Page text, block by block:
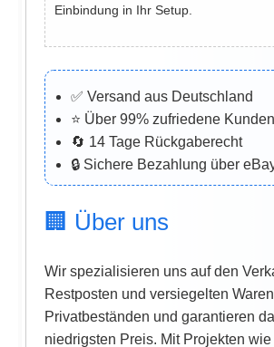
Einbindung in Ihr Setup.
✅ Versand aus Deutschland
⭐ Über 99% zufriedene Kunden
🔄 14 Tage Rückgaberecht
🔒 Sichere Bezahlung über
🏢 Über uns
Wir spezialisieren uns auf den
Restposten und versiegelten
Privatbeständen und garantieren
niedrigsten Preis. Mit Projekten wie